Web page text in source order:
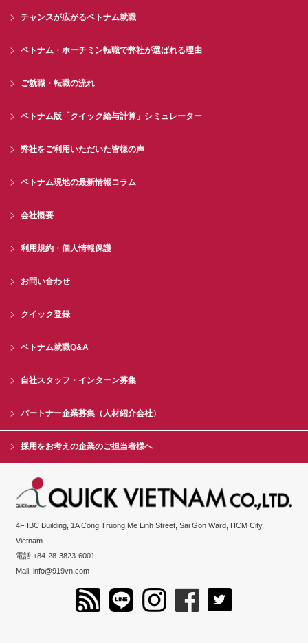
チャンスが広がるベトナム就職
ベトナム・ホーチミン転職で弊社が選ばれる理由
ご就職・転職の流れ
ベトナム版「クイック給与計算」シミュレーター
弊社をご利用いただいた皆様の声
ベトナム現地の最新情報コラム
会社概要
利用規約・個人情報保護
お問い合わせ
クイック登録
ベトナム就職Q&A
自社スタッフ・インターン募集
パートナー企業募集（人材紹介会社）
採用をお考えの企業のご担当者様へ
4F IBC Building, 1A Cong Truong Me Linh Street, Sai Gon Ward, HCM City,
Vietnam
電話 +84-28-3823-6001
Mailinfo@919vn.com